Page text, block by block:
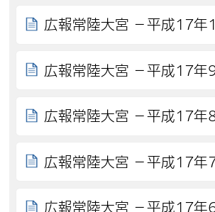
広報常陸大宮 －平成17年
広報常陸大宮 －平成17年
広報常陸大宮 －平成17年
広報常陸大宮 －平成17年
広報常陸大宮 －平成17年